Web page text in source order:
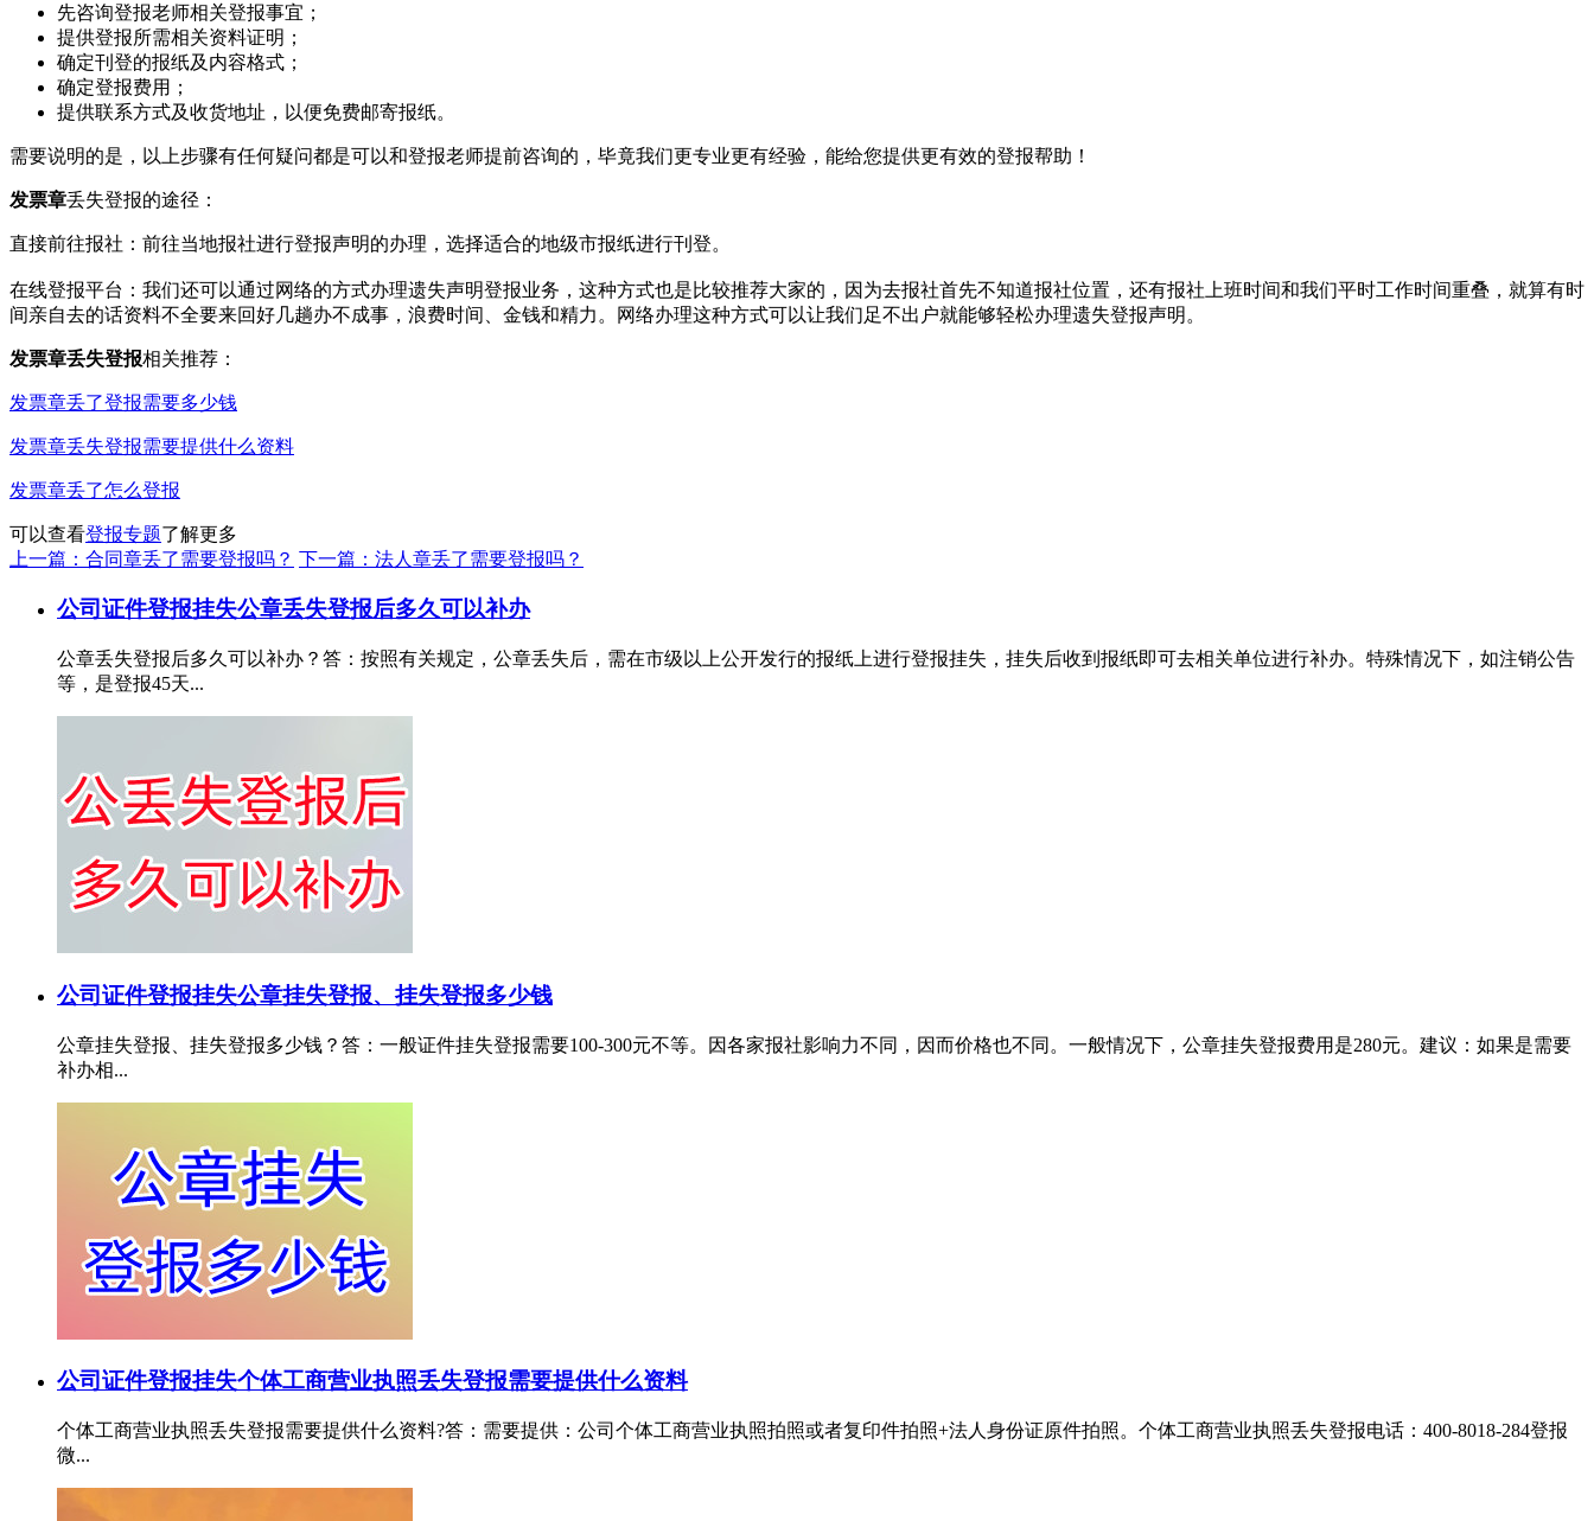
先咨询登报老师相关登报事宜；
提供登报所需相关资料证明；
确定刊登的报纸及内容格式；
确定登报费用；
提供联系方式及收货地址，以便免费邮寄报纸。
需要说明的是，以上步骤有任何疑问都是可以和登报老师提前咨询的，毕竟我们更专业更有经验，能给您提供更有效的登报帮助！
发票章丢失登报的途径：‌
直接前往报社‌：‌前往当地报社进行登报声明的办理，‌选择适合的地级市报纸进行刊登。‌
在线登报平台‌：‌我们还可以通过网络的方式办理遗失声明登报业务，这种方式也是比较推荐大家的，因为去报社首先不知道报社位置，还有报社上班时间和我们平时工作时间重叠，就算有时
间亲自去的话资料不全要来回好几趟办不成事，浪费时间、金钱和精力。网络办理这种方式可以让我们足不出户就能够轻松办理遗失登报声明。
发票章丢失登报相关推荐：
发票章丢了登报需要多少钱
发票章丢失登报需要提供什么资料
发票章丢了怎么登报
可以查看登报专题了解更多
上一篇：合同章丢了需要登报吗？ 下一篇：法人章丢了需要登报吗？
公司证件登报挂失公章丢失登报后多久可以补办
公章丢失登报后多久可以补办？答：按照有关规定，公章丢失后，需在市级以上公开发行的报纸上进行登报挂失，挂失后收到报纸即可去相关单位进行补办。特殊情况下，如注销公告
等，是登报45天...
公司证件登报挂失公章挂失登报、挂失登报多少钱
公章挂失登报、挂失登报多少钱？答：一般证件挂失登报需要100-300元不等。因各家报社影响力不同，因而价格也不同。一般情况下，公章挂失登报费用是280元。建议：如果是需要
补办相...
公司证件登报挂失个体工商营业执照丢失登报需要提供什么资料
个体工商营业执照丢失登报需要提供什么资料?答：需要提供：公司个体工商营业执照拍照或者复印件拍照+法人身份证原件拍照。个体工商营业执照丢失登报电话：400-8018-284登报
微...